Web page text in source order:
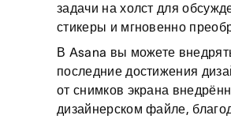
задачи на холст для
стикеры и мгновенно
В Asana вы можете
последние достижения
от снимков экрана
дизайнерском файле,